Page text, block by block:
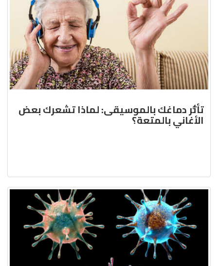
تأثُّر دماغك بالموسيقى: لماذا تشعرك بعض
الأغاني بالمتعة؟